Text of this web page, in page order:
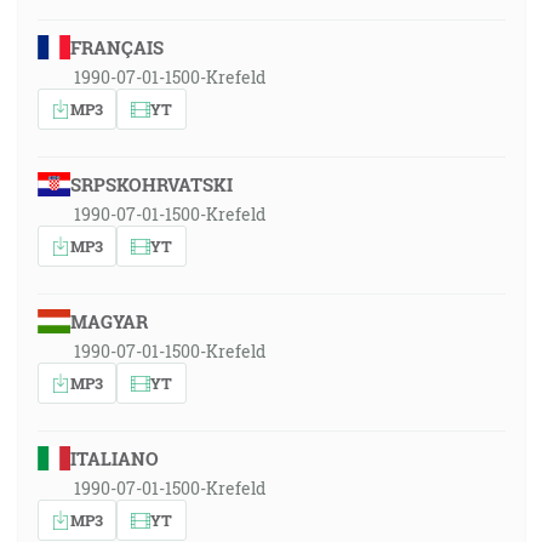
FRANÇAIS
1990-07-01-1500-Krefeld
MP3 YT
SRPSKOHRVATSKI
1990-07-01-1500-Krefeld
MP3 YT
MAGYAR
1990-07-01-1500-Krefeld
MP3 YT
ITALIANO
1990-07-01-1500-Krefeld
MP3 YT